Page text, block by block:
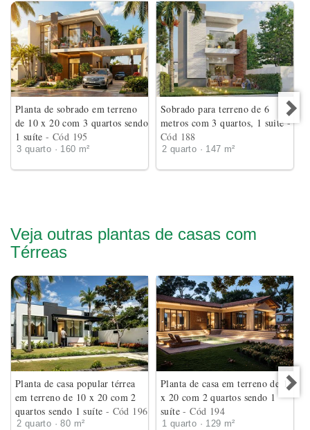
Planta de sobrado em terreno
de 10 x 20 com 3 quartos sendo
1 suíte- Cód 195
3 quarto · 160 m²
Sobrado para terreno de 6
metros com 3 quartos, 1 suite-
Cód 188
2 quarto · 147 m²
Veja outras plantas de casas com
Térreas
Planta de casa popular térrea
em terreno de 10 x 20 com 2
quartos sendo 1 suíte - Cód 196
2 quarto · 80 m²
Planta de casa em terreno de 18
x 20 com 2 quartos sendo 1
suíte- Cód 194
1 quarto · 129 m²